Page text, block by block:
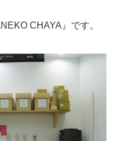
CHAYA』です。